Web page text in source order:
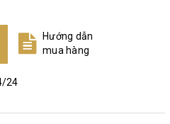
Hướng dẫn
mua hàng
24